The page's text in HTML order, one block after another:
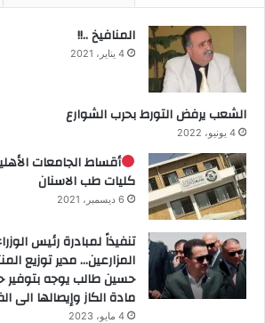
المنافيخ ..!!
4 يناير، 2021
الشعب يرفض التورط بحرب الشوارع
4 يونيو، 2022
أقساط الجامعات
كليات طب الاسنان
6 ديسمبر، 2021
تنفيذاً لمبادرة رئيس
المزارعين… مدير توزيع
حسين طالب يوجه
مادة الكاز وإيصالها الى
4 مايو، 2023